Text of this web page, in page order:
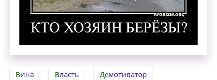
Вина Власть Демотиватор